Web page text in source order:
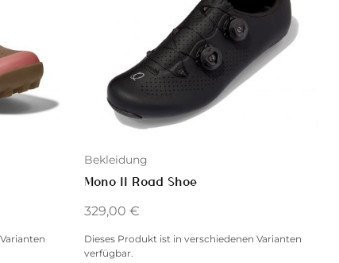
Bekleidung
Mono II Road Shoe
329,00 €
Dieses Produkt ist in verschiedenen Varianten
verfügbar.